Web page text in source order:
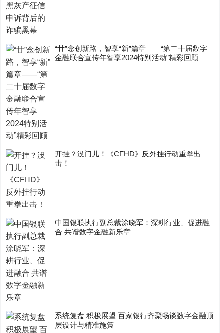
“廿”念创新路，智享“新”篇章——“第二十届数字
金融联合宣传年智享2024特别活动”精彩回顾
开挂？没门儿！《CFHD》反外挂行动重拳出
击！
中国银联执行副总裁涂晓军：深耕行业、促进融
合 共谱数字金融新乐章
系统复盘 积极展望 百家银行齐聚畅谈数字金融顶
层设计与精准施策